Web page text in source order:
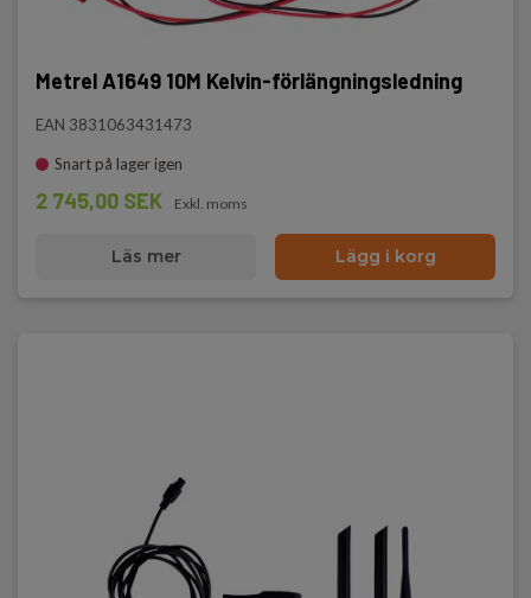
Metrel A1649 10M Kelvin-förlängningsledning
EAN 3831063431473
Snart på lager igen
2 745,00 SEK Exkl. moms
Läs mer Lägg i korg